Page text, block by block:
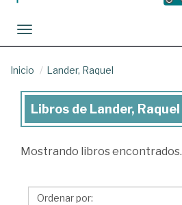
Toggle navigation
Inicio Lander, Raquel
Libros
Lander,
Libros de Lander, Raquel
Mostrando libros encontrados.